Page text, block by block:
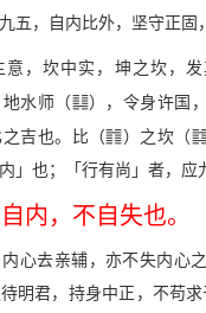
五，自内比外，坚守正固
意，坎中实，坤之坎，
地水师（u），令身许国
吉也。比（i）之坎（
」也；「行有尚」者，应
内，不自失也。
内心去亲辅，亦不失内心
明君，持身中正，不苟